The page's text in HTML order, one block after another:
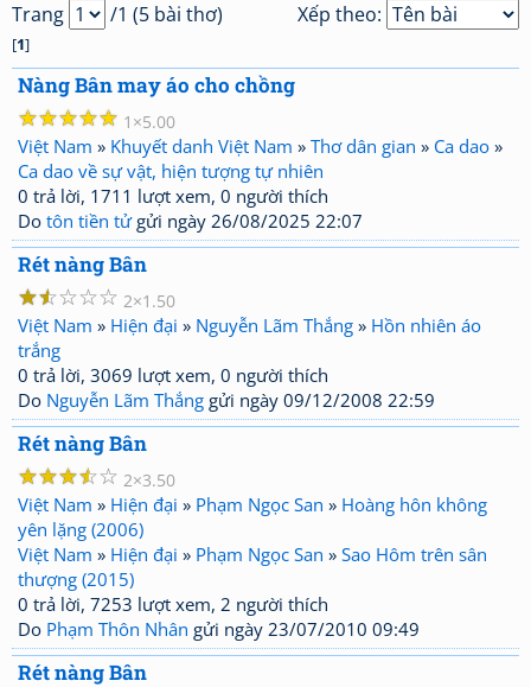
Xếp theo:
Trang /1 (5 bài thơ)
[1]
Nàng Bân may áo cho chồng
☆
☆
☆
☆
☆ 1 5.00
Việt Nam » Khuyết danh Việt Nam » Thơ dân gian » Ca dao »
Ca dao về sự vật, hiện tượng tự nhiên
0 trả lời, 1711 lượt xem, 0 người thích
Do tôn tiền tửgửi ngày 26/08/2025 22:07
Rét nàng Bân
☆
☆
☆
☆
☆ 2 1.50
Việt Nam » Hiện đại » Nguyễn Lãm Thắng » Hồn nhiên áo
trắng
0 trả lời, 3069 lượt xem, 0 người thích
Do Nguyễn Lãm Thắng gửi ngày 09/12/2008 22:59
Rét nàng Bân
☆
☆
☆
☆
☆ 2 3.50
Việt Nam » Hiện đại » Phạm Ngọc San » Hoàng hôn không
yên lặng (2006)
Việt Nam » Hiện đại » Phạm Ngọc San » Sao Hôm trên sân
thượng (2015)
0 trả lời, 7253 lượt xem, 2 người thích
Do Phạm Thôn Nhân gửi ngày 23/07/2010 09:49
Rét nàng Bân